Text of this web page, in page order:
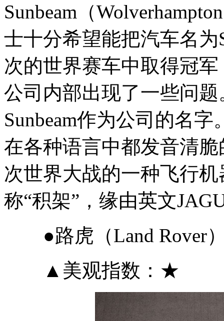
Sunbeam（
士十分希望能把汽车名为
次的世界赛车中取得冠
公司内部出现了一些问
Sunbeam作为公司的名
在各种语言中都发音清
次世界大战的一种飞行
称“积架”，缘由英文
●路虎（Land Rover
▲美观指数：★